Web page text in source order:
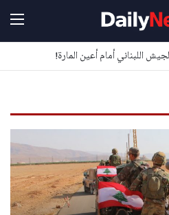
اللبناني أمام أعين المارة!